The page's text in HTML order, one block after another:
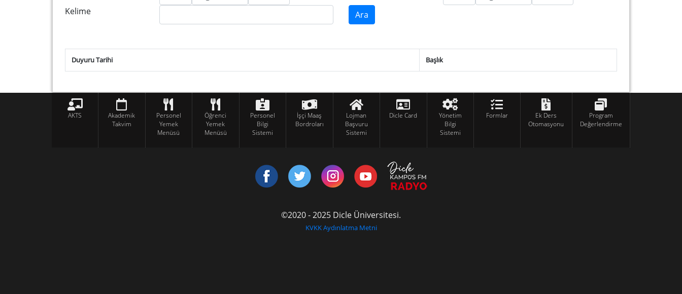
Kelime
Duyuru Tarihi Başlık
AKTS
Akademik
Takvim
Personel
Yemek
Menüsü
Öğrenci
Yemek
Menüsü
Personel
Bilgi
Sistemi
İşçi Maaş
Bordroları
Lojman
Başvuru
Sistemi
Dicle Card
Yönetim
Bilgi
Sistemi
Formlar
Ek Ders
Otomasyonu
Program
Değerlendirme
©2020 - 2025 Dicle Üniversitesi.
KVKK Aydınlatma Metni